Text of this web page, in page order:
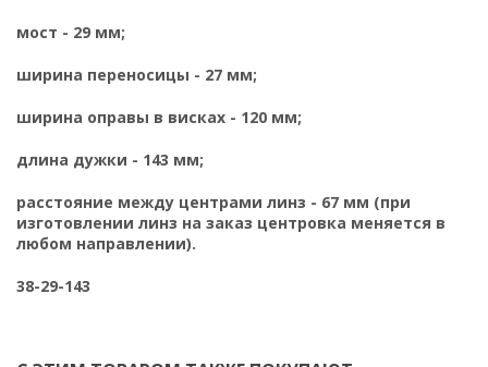
мост - 29 мм;
ширина переносицы - 27 мм;
ширина оправы в висках - 120 мм;
длина дужки - 143 мм;
расстояние между центрами линз - 67 мм (при
изготовлении линз на заказ центровка меняется в
любом направлении).
38-29-143